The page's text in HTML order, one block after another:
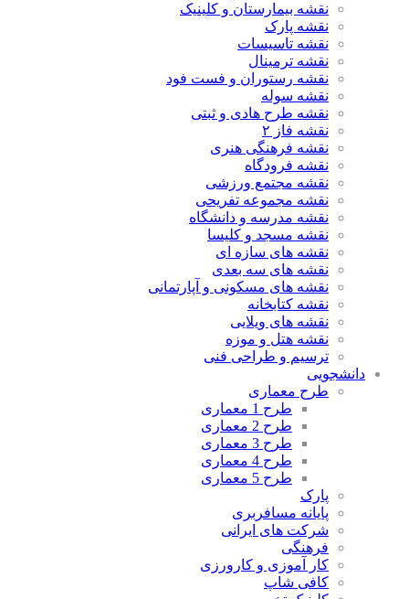
نقشه بیمارستان و کلینیک
نقشه پارک
نقشه تاسیسات
نقشه ترمینال
نقشه رستوران و فست فود
نقشه سوله
نقشه طرح هادی و ثبتی
نقشه فاز ۲
نقشه فرهنگی هنری
نقشه فرودگاه
نقشه مجتمع ورزشی
نقشه مجموعه تفریحی
نقشه مدرسه و دانشگاه
نقشه مسجد و کلیسا
نقشه های سازه ای
نقشه های سه بعدی
نقشه های مسکونی و آپارتمانی
نقشه کتابخانه
نقشه های ویلایی
نقشه هتل و موزه
ترسیم و طراحی فنی
دانشجویی
طرح معماری
طرح 1 معماری
طرح 2 معماری
طرح 3 معماری
طرح 4 معماری
طرح 5 معماری
پارک
پایانه مسافربری
شرکت های ایرانی
فرهنگی
کار آموزی و کارورزی
کافی شاپ